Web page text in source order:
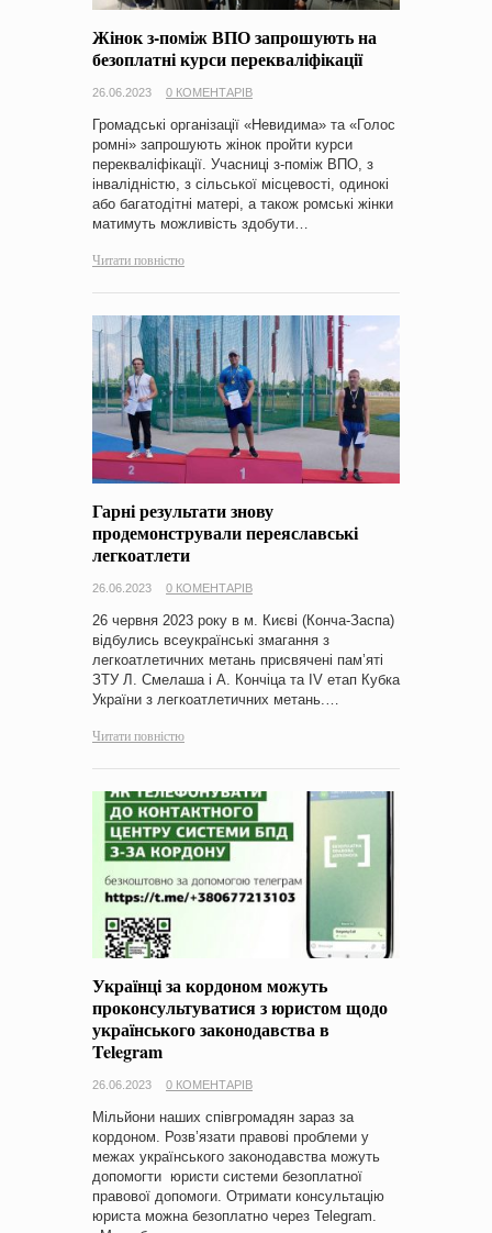
Жінок з-поміж ВПО запрошують на
безоплатні курси перекваліфікації
26.06.2023 0 КОМЕНТАРІВ
Громадські організації «Невидима» та «Голос
ромні» запрошують жінок пройти курси
перекваліфікації. Учасниці з-поміж ВПО, з
інвалідністю, з сільської місцевості, одинокі
або багатодітні матері, а також ромські жінки
матимуть можливість здобути…
Читати повністю
Гарні результати знову
продемонстрували переяславські
легкоатлети
26.06.2023 0 КОМЕНТАРІВ
26 червня 2023 року в м. Києві (Конча-Заспа)
відбулись всеукраїнські змагання з
легкоатлетичних метань присвячені пам’яті
ЗТУ Л. Смелаша і А. Кончіца та ІV етап Кубка
України з легкоатлетичних метань.…
Читати повністю
Українці за кордоном можуть
проконсультуватися з юристом щодо
українського законодавства в
Telegram
26.06.2023 0 КОМЕНТАРІВ
Мільйони наших співгромадян зараз за
кордоном. Розв’язати правові проблеми у
межах українського законодавства можуть
допомогти юристи системи безоплатної
правової допомоги. Отримати консультацію
юриста можна безоплатно через Telegram.